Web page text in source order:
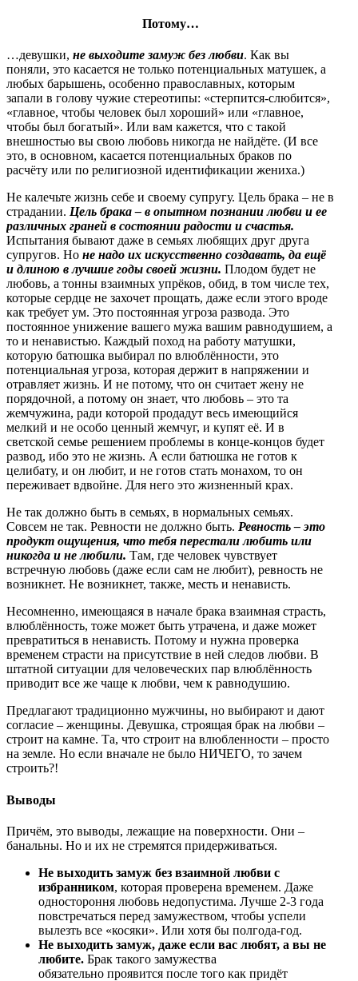
Потому…
…девушки, не выходите замуж без любви. Как вы
поняли, это касается не только потенциальных матушек, а
любых барышень, особенно православных, которым
запали в голову чужие стереотипы: «стерпится-слюбится»,
«главное, чтобы человек был хороший» или «главное,
чтобы был богатый». Или вам кажется, что с такой
внешностью вы свою любовь никогда не найдёте. (И все
это, в основном, касается потенциальных браков по
расчёту или по религиозной идентификации жениха.)
Не калечьте жизнь себе и своему супругу. Цель брака – не в
страдании. Цель брака – в опытном познании любви и ее
различных граней в состоянии радости и счастья.
Испытания бывают даже в семьях любящих друг друга
супругов. Но не надо их искусственно создавать, да ещё
и длиною в лучшие годы своей жизни. Плодом будет не
любовь, а тонны взаимных упрёков, обид, в том числе тех,
которые сердце не захочет прощать, даже если этого вроде
как требует ум. Это постоянная угроза развода. Это
постоянное унижение вашего мужа вашим равнодушием, а
то и ненавистью. Каждый поход на работу матушки,
которую батюшка выбирал по влюблённости, это
потенциальная угроза, которая держит в напряжении и
отравляет жизнь. И не потому, что он считает жену не
порядочной, а потому он знает, что любовь – это та
жемчужина, ради которой продадут весь имеющийся
мелкий и не особо ценный жемчуг, и купят её. И в
светской семье решением проблемы в конце-концов будет
развод, ибо это не жизнь. А если батюшка не готов к
целибату, и он любит, и не готов стать монахом, то он
переживает вдвойне. Для него это жизненный крах.
Не так должно быть в семьях, в нормальных семьях.
Совсем не так. Ревности не должно быть. Ревность – это
продукт ощущения, что тебя перестали любить или
никогда и не любили. Там, где человек чувствует
встречную любовь (даже если сам не любит), ревность не
возникнет. Не возникнет, также, месть и ненависть.
Несомненно, имеющаяся в начале брака взаимная страсть,
влюблённость, тоже может быть утрачена, и даже может
превратиться в ненависть. Потому и нужна проверка
временем страсти на присутствие в ней следов любви. В
штатной ситуации для человеческих пар влюблённость
приводит все же чаще к любви, чем к равнодушию.
Предлагают традиционно мужчины, но выбирают и дают
согласие – женщины. Девушка, строящая брак на любви –
строит на камне. Та, что строит на влюбленности – просто
на земле. Но если вначале не было НИЧЕГО, то зачем
строить?!
Выводы
Причём, это выводы, лежащие на поверхности. Они –
банальны. Но и их не стремятся придерживаться.
Не выходить замуж без взаимной любви с
избранником, которая проверена временем. Даже
одностороння любовь недопустима. Лучше 2-3 года
повстречаться перед замужеством, чтобы успели
вылезть все «косяки». Или хотя бы полгода-год.
Не выходить замуж, даже если вас любят, а вы не
любите. Брак такого замужества
обязательно проявится после того как придёт